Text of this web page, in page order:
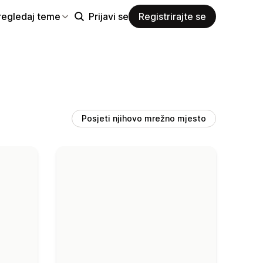
teme Prijavi se Registrirajte se
Posjeti njihovo mrežno mjesto